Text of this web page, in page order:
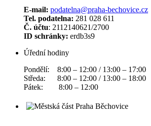
E-mail: podatelna@praha-bechovice.cz
Tel. podatelna: 281 028 611
Č. účtu: 2112140621/2700
ID schránky: erdb3s9
Úřední hodiny
Pondělí: 8:00 – 12:00 / 13:00 – 17:00
Středa: 8:00 – 12:00 / 13:00 – 18:00
Pátek: 8:00 – 12:00